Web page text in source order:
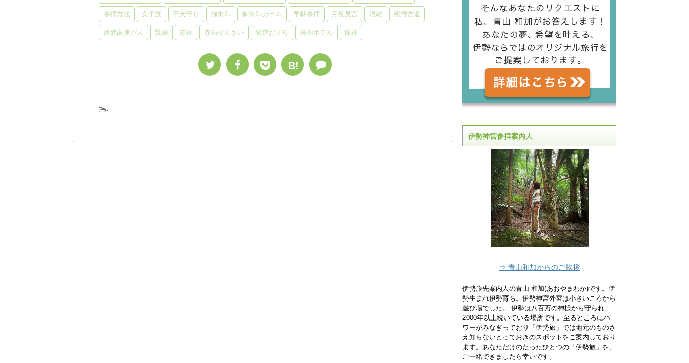
参拝方法 女子旅 干支守り 御朱印 御朱印ガール 早朝参拝 月夜見宮 混雑 熊野古道
西武高速バス 賢島 赤福 赤福ぜんざい 開運お守り 鳥羽ホテル 龍神
B!
-
伊勢神宮参拝案内人
⇒ 青山和加からのご挨拶
伊勢旅先案内人の青山 和加(あおやまわか)です。伊
勢生まれ伊勢育ち。伊勢神宮外宮は小さいころから
遊び場でした。 伊勢は八百万の神様から守られ
2000年以上続いている場所です。至るところにパ
ワーがみなぎっており「伊勢旅」では地元のものさ
え知らないとっておきのスポットをご案内しており
ます。あなただけのたったひとつの「伊勢旅」を、
ご一緒できましたら幸いです。